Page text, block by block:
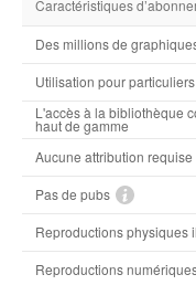
Caractéristiques
Des millions de
Utilisation pour
L'accès à la bibliothèque
haut de gamme
Aucune attribution requise
Pas de pubs
Reproductions physiques
Reproductions